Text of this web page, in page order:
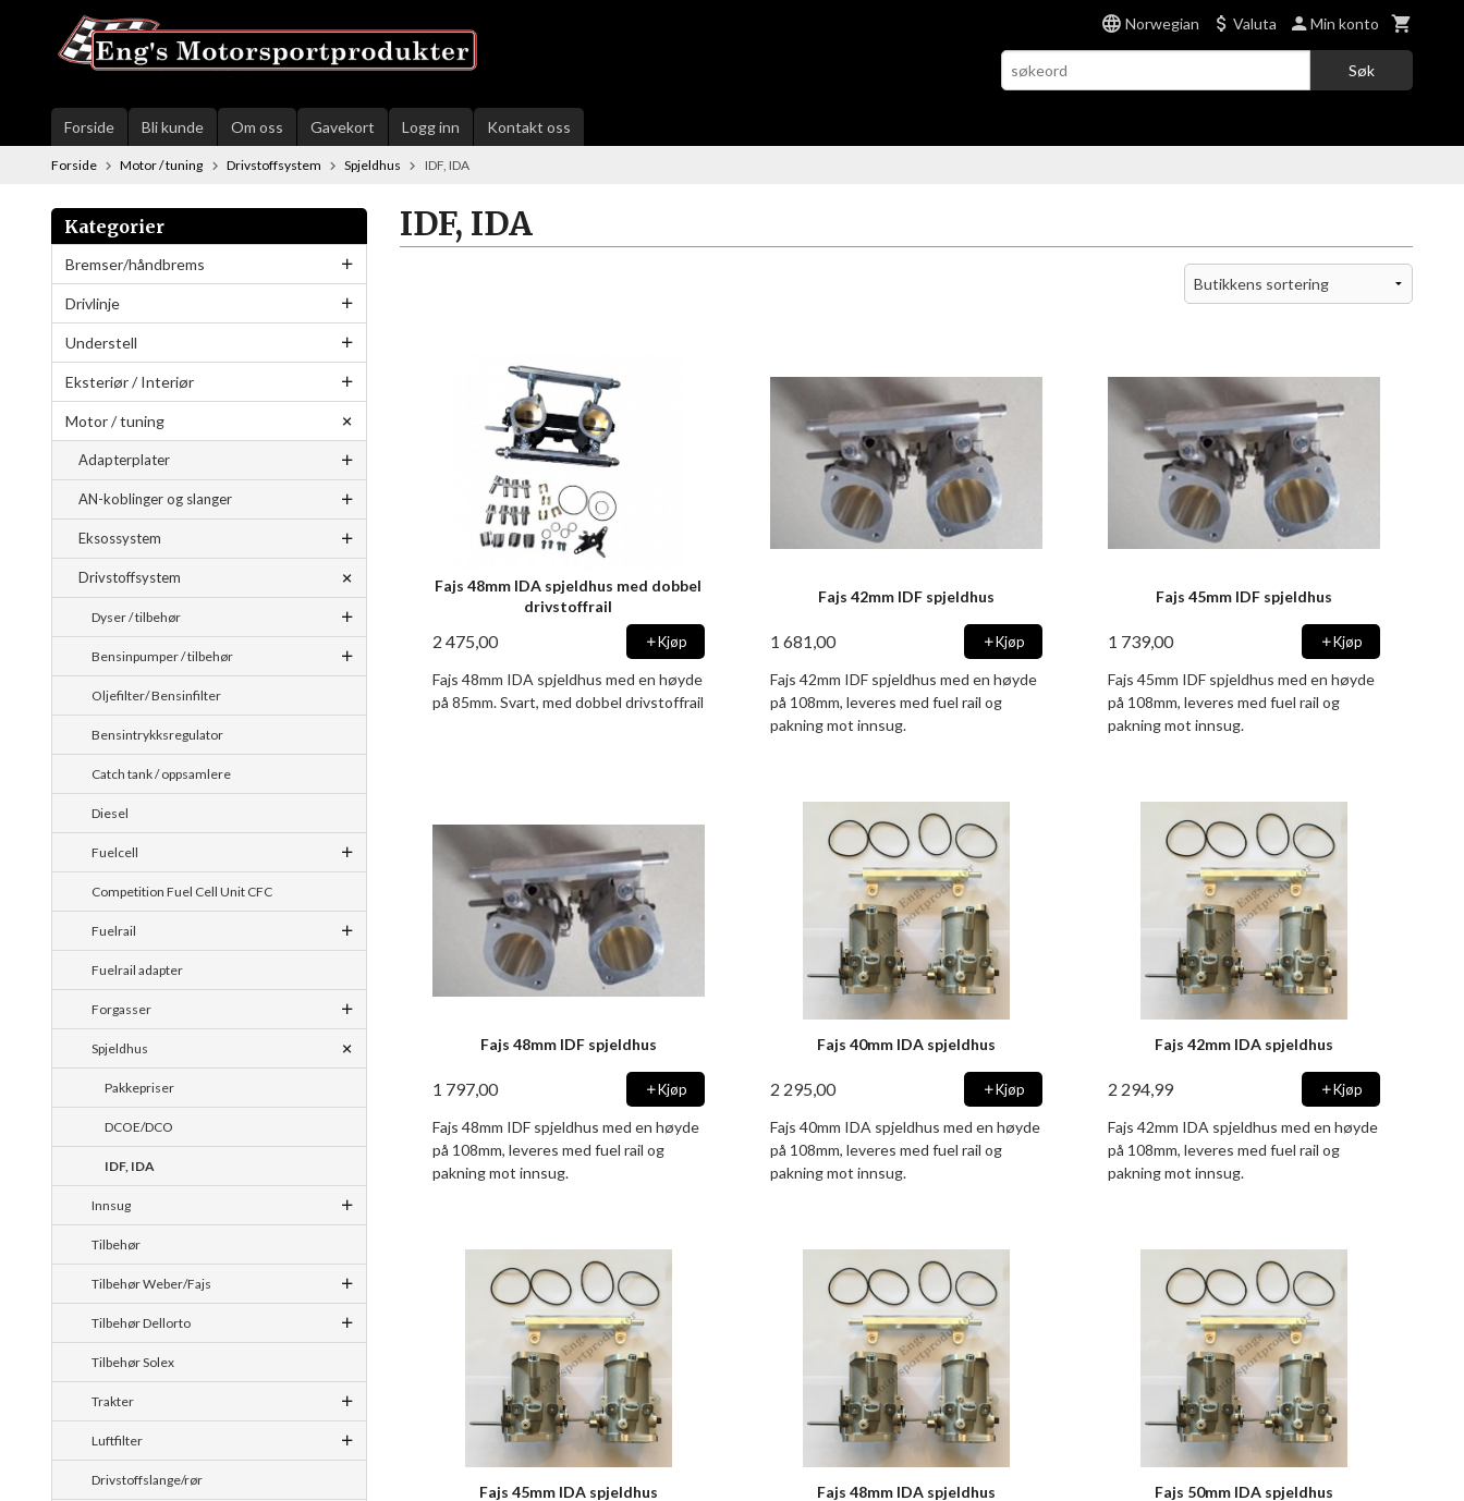
innholdet
Norwegian Valuta Min konto
Søk
Forside Bli kunde Om oss Gavekort Logg inn Kontakt oss
Forside Motor / tuning Drivstoffsystem Spjeldhus IDF, IDA
Kategorier
Bremser/håndbrems
Drivlinje
Understell
Eksteriør / Interiør
Motor / tuning
Adapterplater
AN-koblinger og slanger
Eksossystem
Drivstoffsystem
Dyser / tilbehør
Bensinpumper / tilbehør
Oljefilter/ Bensinfilter
Bensintrykksregulator
Catch tank / oppsamlere
Diesel
Fuelcell
Competition Fuel Cell Unit CFC
Fuelrail
Fuelrail adapter
Forgasser
Spjeldhus
Pakkepriser
DCOE/DCO
IDF, IDA
Innsug
Tilbehør
Tilbehør Weber/Fajs
Tilbehør Dellorto
Tilbehør Solex
Trakter
Luftfilter
Drivstoffslange/rør
IDF, IDA
Fajs 48mm IDA spjeldhus med dobbel
drivstoffrail
2 475,00 Kjøp
Fajs 48mm IDA spjeldhus med en høyde
på 85mm. Svart, med dobbel drivstoffrail
Fajs 42mm IDF spjeldhus
1 681,00 Kjøp
Fajs 42mm IDF spjeldhus med en høyde
på 108mm, leveres med fuel rail og
pakning mot innsug.
Fajs 45mm IDF spjeldhus
1 739,00 Kjøp
Fajs 45mm IDF spjeldhus med en høyde
på 108mm, leveres med fuel rail og
pakning mot innsug.
Fajs 48mm IDF spjeldhus
1 797,00 Kjøp
Fajs 48mm IDF spjeldhus med en høyde
på 108mm, leveres med fuel rail og
pakning mot innsug.
Fajs 40mm IDA spjeldhus
2 295,00 Kjøp
Fajs 40mm IDA spjeldhus med en høyde
på 108mm, leveres med fuel rail og
pakning mot innsug.
Fajs 42mm IDA spjeldhus
2 294,99 Kjøp
Fajs 42mm IDA spjeldhus med en høyde
på 108mm, leveres med fuel rail og
pakning mot innsug.
Fajs 45mm IDA spjeldhus Fajs 48mm IDA spjeldhus Fajs 50mm IDA spjeldhus